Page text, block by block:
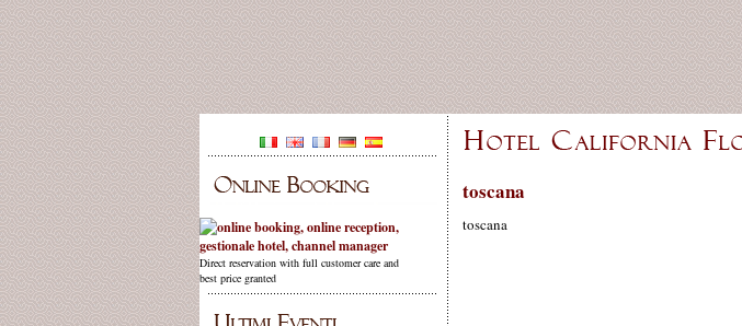
Direct reservation with full customer care and
best price granted
toscana
toscana